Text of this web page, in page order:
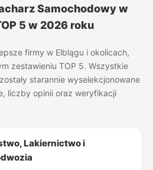
Samochodowy w
5 w 2026 roku
firmy w Elblągu i okolicach,
zestawieniu TOP 5. Wszystkie
starannie wyselekcjonowane
liczby opinii oraz weryfikacji
Lakiernictwo i